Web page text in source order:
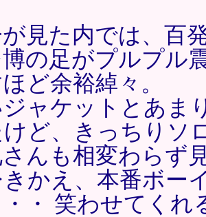
が見た内では、百
の足がプルプル
ど余裕綽々。
ャケットとあま
けど、きっちりソ
んも相変わらず
きかえ、本番ボ
・ 笑わせてくれ